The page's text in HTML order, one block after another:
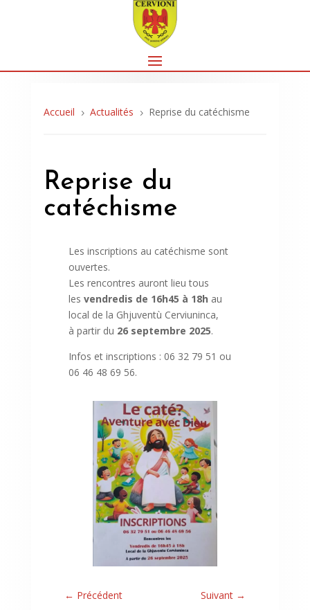
Accueil 5 Actualités 5 Reprise du catéchisme
Reprise du
catéchisme
Les inscriptions au catéchisme sont
ouvertes.
Les rencontres auront lieu tous
les vendredis de 16h45 à 18h au
local de la Ghjuventù Cerviuninca,
à partir du 26 septembre 2025.
Infos et inscriptions : 06 32 79 51 ou
06 46 48 69 56.
← Précédent Suivant →